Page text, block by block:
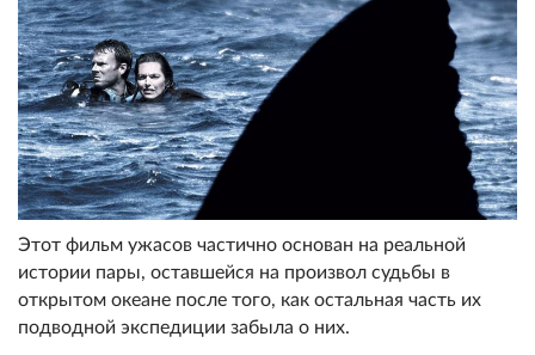
Этот фильм ужасов частично основан на реальной
истории пары, оставшейся на произвол судьбы в
открытом океане после того, как остальная часть их
подводной экспедиции забыла о них.